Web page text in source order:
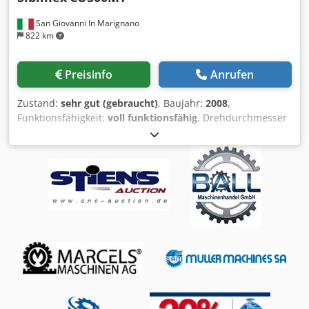
San Giovanni In Marignano
822 km
Preisinfo Anrufen
Zustand: sehr gut (gebraucht), Baujahr: 2008,
Funktionsfähigkeit: voll funktionsfähig, Drehdurchmesser
, Spindelbohrung:
Umlaufdurchmesser über Bettschlitten:500 mm,
400 mm, Drehlänge:
2.000 mm, Pinolenweg:230 mm , Gesamtlänge: 3.600 mm
Gesamtbreite: 1.250 mm, Gesamthöhe:1.400 mm,
Spindeldrehzahl (max.):1.400 U/min
, metrische
3.100 kg,
gebrauchte, traditionelle Parallel-Drehmaschine Sibimex
CU500MT in exzellentem Zustand an – ideal für
mechanische Werkstätten, industrielle Instandhaltung,
Metallbau und Präzisionsbearbeitung. Die Maschine ist
solide, zuverlässig und wurde stets sorgfältig gewartet.